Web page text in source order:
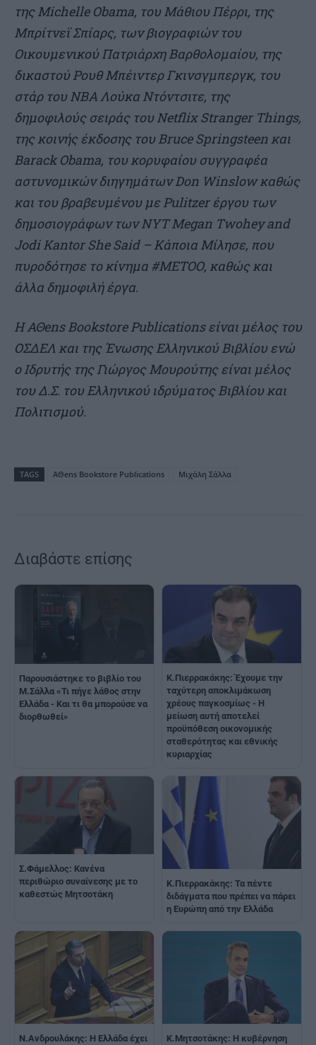
της Michelle Οbama, του Μάθιου Πέρρι, της
Μπρίτνεϊ Σπίαρς, των βιογραφιών του
Οικουμενικού Πατριάρχη Βαρθολομαίου, της
δικαστού Ρουθ Μπέιντερ Γκινσγμπεργκ, του
στάρ του NBAΛούκα Ντόντσιτε, της
δημοφιλούς σειράς του Netflix Stranger Things,
της κοινής έκδοσης του Bruce Springsteen και
Barack Obama, του κορυφαίου συγγραφέα
αστυνομικών διηγημάτων Don Winslow καθώς
και του βραβευμένου με Pulitzer έργου των
δημοσιογράφων των NYT Megan Τwohey and
Jodi Kantor She Said – Κάποια Μίλησε, που
πυροδότησε το κίνημα #ΜΕΤΟΟ, καθώς και
άλλα δημοφιλή έργα.
Η ΑΘens Bookstore Publications είναι μέλος του
ΟΣΔΕΛ και της Ένωσης Ελληνικού Βιβλίου ενώ
ο Ιδρυτής της Γιώργος Μουρούτης είναι μέλος
του Δ.Σ. του Ελληνικού ιδρύματος Βιβλίου και
Πολιτισμού.
TAGS AΘens Bookstore Publications Μιχάλη Σάλλα
Διαβάστε επίσης
Παρουσιάστηκε το βιβλίο του
Μ.Σάλλα «Τι πήγε λάθος στην
Ελλάδα - Και τι θα μπορούσε να
διορθωθεί»
Κ.Πιερρακάκης: Έχουμε την
ταχύτερη αποκλιμάκωση
χρέους παγκοσμίως - Η
μείωση αυτή αποτελεί
προϋπόθεση οικονομικής
σταθερότητας και εθνικής
κυριαρχίας
Σ.Φάμελλος: Κανένα
περιθώριο συναίνεσης με το
καθεστώς Μητσοτάκη
Κ.Πιερρακάκης: Τα πέντε
διδάγματα που πρέπει να πάρει
η Ευρώπη από την Ελλάδα
Ν.Ανδρουλάκης: Η Ελλάδα έχει
Κ.Μητσοτάκης: Η κυβέρνηση